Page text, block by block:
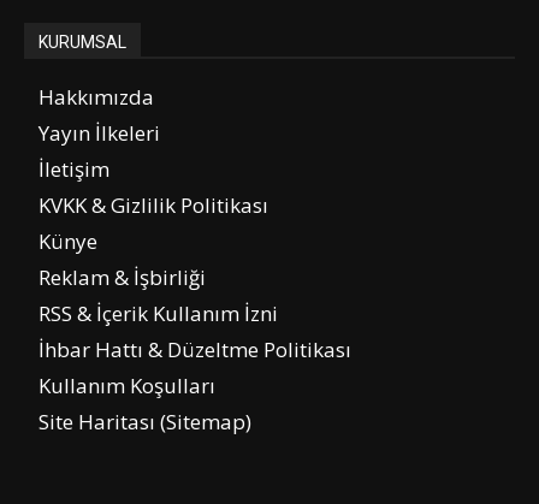
KURUMSAL
Hakkımızda
Yayın İlkeleri
İletişim
KVKK & Gizlilik Politikası
Künye
Reklam & İşbirliği
RSS & İçerik Kullanım İzni
İhbar Hattı & Düzeltme Politikası
Kullanım Koşulları
Site Haritası (Sitemap)